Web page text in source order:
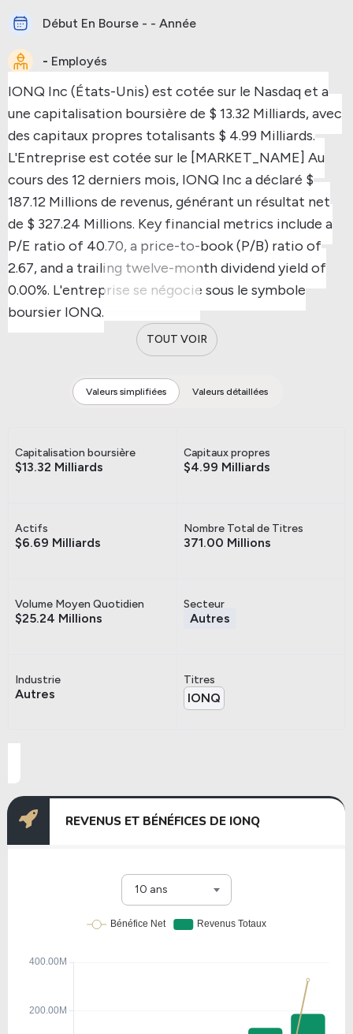
Début En Bourse - - Année
- Employés
IONQ Inc (États-Unis) est cotée sur le Nasdaq et a
une capitalisation boursière de $ 13.32 Milliards, avec
des capitaux propres totalisants $ 4.99 Milliards.
L'Entreprise est cotée sur le [MARKET_NAME] Au
cours des 12 derniers mois, IONQ Inc a déclaré $
187.12 Millions de revenus, générant un résultat net
de $ 327.24 Millions. Key financial metrics include a
P/E ratio of 40.70, a price-to-book (P/B) ratio of
2.67, and a trailing twelve-month dividend yield of
0.00%. L'entreprise se négocie sous le symbole
boursier IONQ.
TOUT VOIR
Valeurs simplifiées Valeurs détaillées
Capitalisation boursière
$13.32 Milliards
Capitaux propres
$4.99 Milliards
Actifs
$6.69 Milliards
Nombre Total de Titres
371.00 Millions
Volume Moyen Quotidien
$25.24 Millions
Secteur
Autres
Industrie
Autres
Titres
IONQ
REVENUS ET BÉNÉFICES DE IONQ
10 ans